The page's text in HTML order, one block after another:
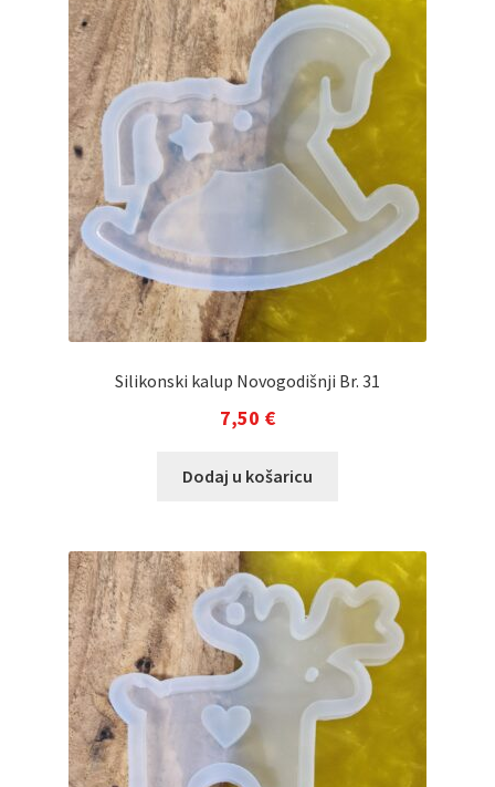
Silikonski kalup Novogodišnji Br. 31
7,50 €
Dodaj u košaricu